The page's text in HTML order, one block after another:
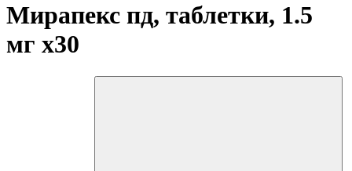
Мирапекс пд, таблетки, 1.5
мг x30